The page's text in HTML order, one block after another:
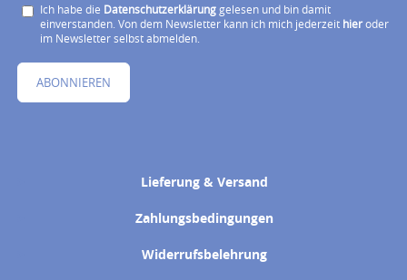
Ich habe die Datenschutzerklärunggelesen und bin damit
einverstanden. Von dem Newsletter kann ich mich jederzeit hieroder
im Newsletter selbst abmelden.
ABONNIEREN
Lieferung & Versand
Zahlungsbedingungen
Widerrufsbelehrung